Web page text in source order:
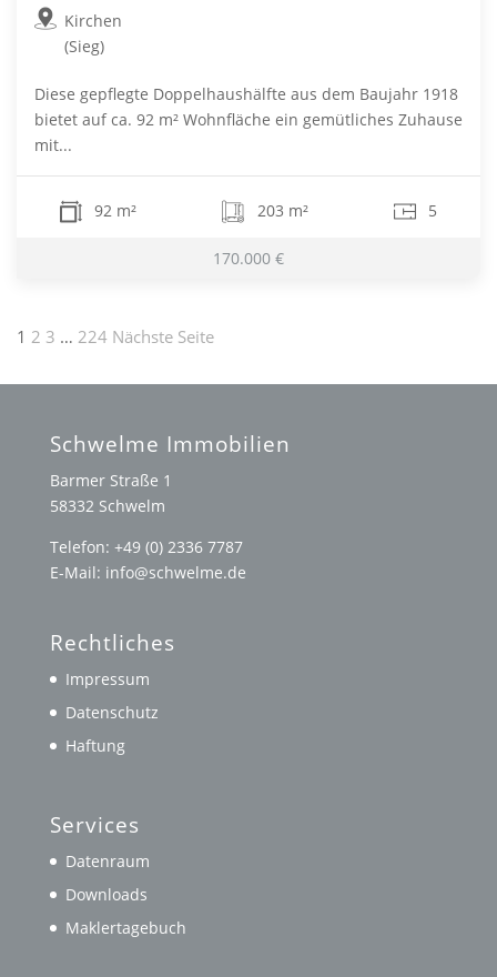
Kirchen
(Sieg)
Diese gepflegte Doppelhaushälfte aus dem Baujahr 1918
bietet auf ca. 92 m² Wohnfläche ein gemütliches Zuhause
mit...
92 m² 203 m² 5
170.000 €
Seitennummerierung
der
1 2 3 … 224 Nächste Seite
Schwelme Immobilien
Barmer Straße 1
58332 Schwelm
Telefon: +49 (0) 2336 7787
E-Mail: info@schwelme.de
Rechtliches
Impressum
Datenschutz
Haftung
Services
Datenraum
Downloads
Maklertagebuch